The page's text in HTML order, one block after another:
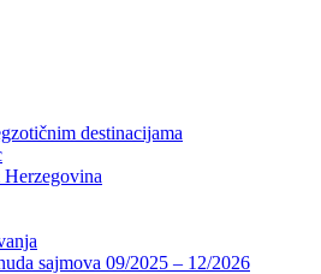
destinacijama
sajmova 09/2025 – 12/2026